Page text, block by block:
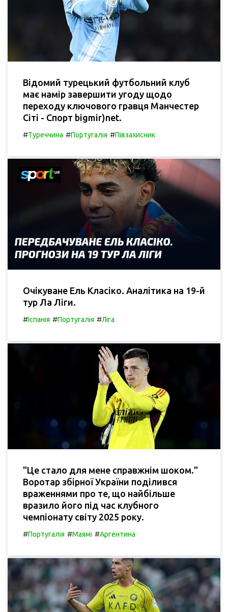
Відомий турецький футбольний клуб
має намір завершити угоду щодо
переходу ключового гравця Манчестер
Сіті - Спорт bigmir)net.
#Туреччина #Португалія #Півзахисник
Очікуване Ель Класіко. Аналітика на 19-й
тур Ла Ліги.
#Іспанія #Португалія #Ліга
"Це стало для мене справжнім шоком."
Воротар збірної України поділився
враженнями про те, що найбільше
вразило його під час клубного
чемпіонату світу 2025 року.
#Португалія #Маямі #Аргентина